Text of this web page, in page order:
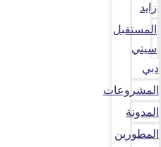
زايد
المستقبل
سيتي
دبي
المشروعات
المدونة
المطورين